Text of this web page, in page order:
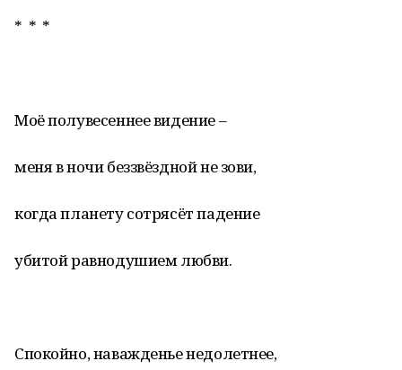
* * *
Моё полувесеннее видение –
меня в ночи беззвёздной не зови,
когда планету сотрясёт падение
убитой равнодушием любви.
Спокойно, наважденье недолетнее,